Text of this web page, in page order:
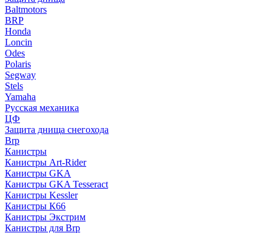
Baltmotors
BRP
Honda
Loncin
Odes
Polaris
Segway
Stels
Yamaha
Русская механика
ЦФ
Защита днища снегохода
Brp
Канистры
Канистры Art-Rider
Канистры GKA
Канистры GKA Tesseract
Канистры Kessler
Канистры К66
Канистры Экстрим
Канистры для Brp